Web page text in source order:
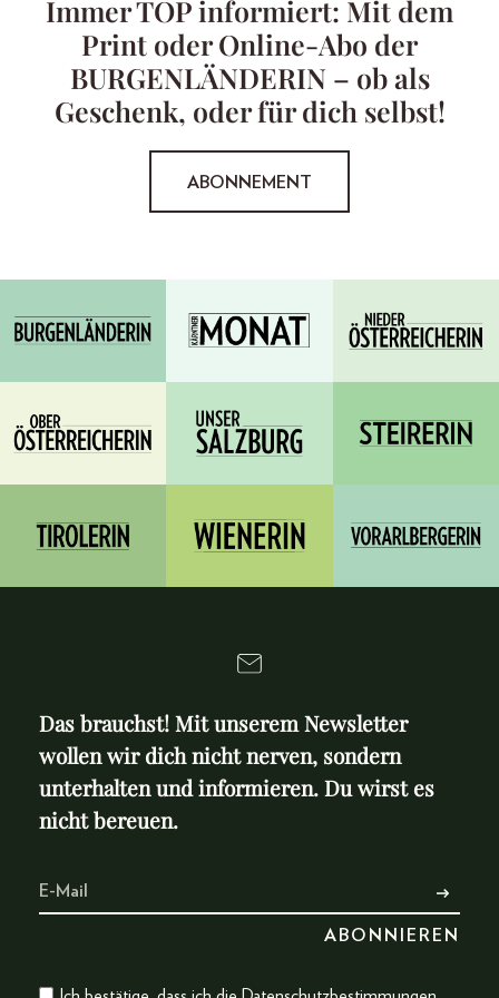
Immer TOP informiert: Mit dem
Print oder Online-Abo der
BURGENLÄNDERIN – ob als
Geschenk, oder für dich selbst!
ABONNEMENT
Das brauchst! Mit unserem Newsletter
wollen wir dich nicht nerven, sondern
unterhalten und informieren. Du wirst es
nicht bereuen.